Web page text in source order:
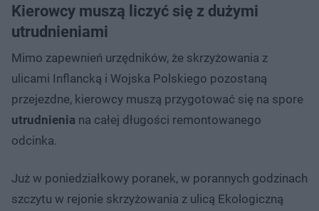
Kierowcy muszą liczyć się z dużymi
utrudnieniami
Mimo zapewnień urzędników, że skrzyżowania z
ulicami Inflancką i Wojska Polskiego pozostaną
przejezdne, kierowcy muszą przygotować się na spore
utrudnienia na całej długości remontowanego
odcinka.
Już w poniedziałkowy poranek, w porannych godzinach
szczytu w rejonie skrzyżowania z ulicą Ekologiczną